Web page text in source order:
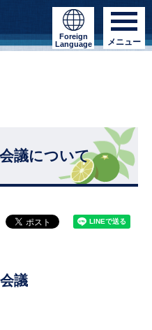
Foreign
Language
メニュー
議について
議